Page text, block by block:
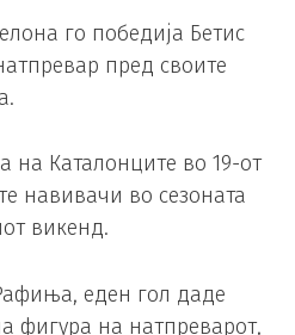
го победија Бетис
пред своите
на Каталонците во 19-от
навивачи во сезоната
викенд.
еден гол даде
фигура на натпреварот,